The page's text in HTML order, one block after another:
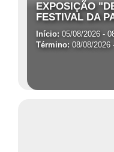
EXPOSIÇÃO
FESTIVAL DA
Início: 05/08/2026 -
Término: 08/08/2026